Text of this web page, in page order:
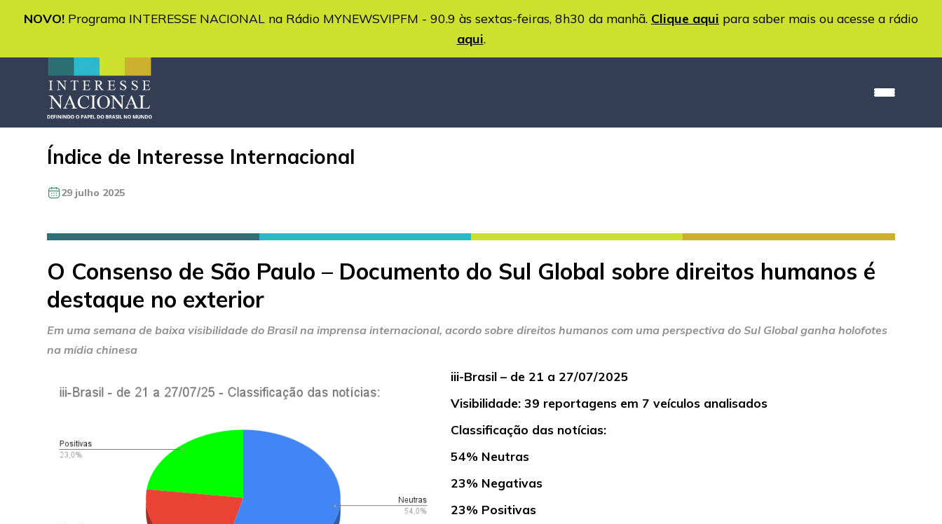
NOVO! Programa INTERESSE NACIONAL na Rádio MYNEWSVIPFM - 90.9 às sextas-feiras, 8h30 da manhã. Clique aqui para saber mais ou acesse a rádio
aqui.
Índice de Interesse Internacional
29 julho 2025
O Consenso de São Paulo – Documento do Sul Global sobre direitos humanos é
destaque no exterior
Em uma semana de baixa visibilidade do Brasil na imprensa internacional, acordo sobre direitos humanos com uma perspectiva do Sul Global ganha holofotes
na mídia chinesa
iii-Brasil – de 21 a 27/07/2025
Visibilidade: 39 reportagens em 7 veículos analisados
Classificação das notícias:
54% Neutras
23% Negativas
23% Positivas